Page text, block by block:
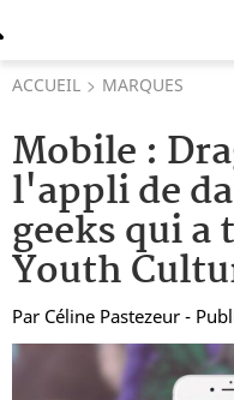
ACCUEIL MARQUES
Mobile :
l'appli de
geeks qui
Youth
Par Céline Pastezeur -